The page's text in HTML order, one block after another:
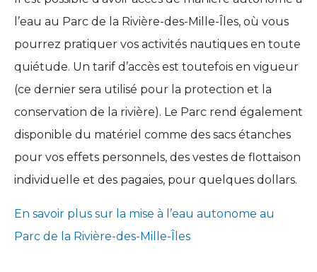
l’eau au Parc de la Rivière-des-Mille-Îles, où vous
pourrez pratiquer vos activités nautiques en toute
quiétude. Un tarif d’accès est toutefois en vigueur
(ce dernier sera utilisé pour la protection et la
conservation de la rivière). Le Parc rend également
disponible du matériel comme des sacs étanches
pour vos effets personnels, des vestes de flottaison
individuelle et des pagaies, pour quelques dollars.
En savoir plus sur la mise à l’eau autonome au
Parc de la Rivière-des-Mille-Îles